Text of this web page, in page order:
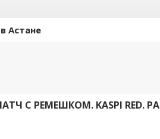
Астане
С РЕМЕШКОМ. KASPI RED.